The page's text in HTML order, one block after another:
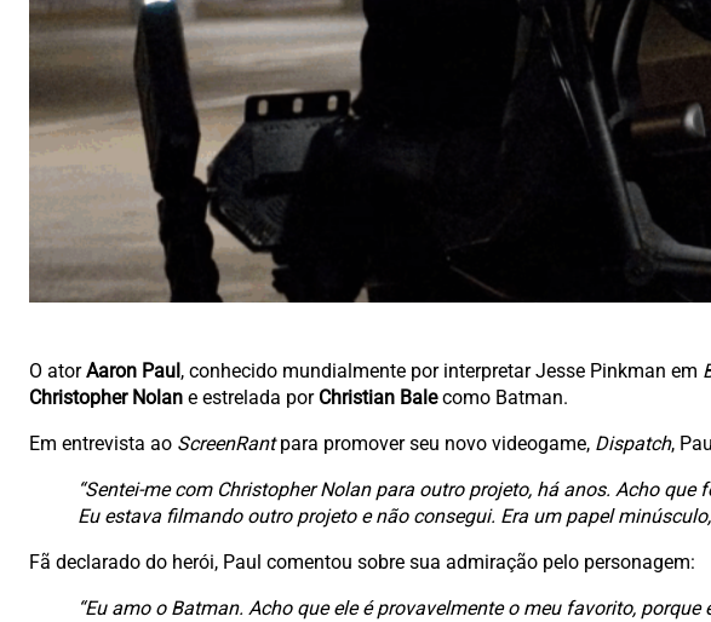
O atorAaron Paul , conhecido mundialmente por interpretar Jesse Pinkman em
Christopher Nolan e estrelada por Christian Balecomo Batman.
Em entrevista ao ScreenRantpara promover seu novo videogame, Dispatch,
“Sentei-me com Christopher Nolan para outro projeto, há anos. Acho
Eu estava filmando outro projeto e não consegui. Era um papel
Fã declarado do herói, Paul comentou sobre sua admiração pelo personagem:
“Eu amo o Batman. Acho que ele é provavelmente o meu favorito,